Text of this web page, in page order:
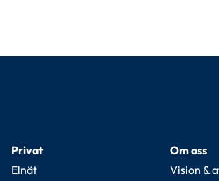
Privat
Elnät
Om oss
Vision &